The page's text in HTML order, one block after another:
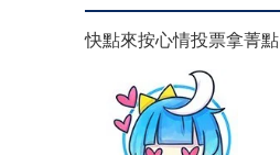
快點來按心情投票拿菁點